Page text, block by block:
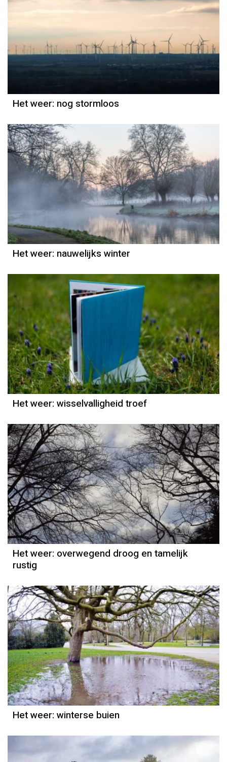
Het weer
Grieta Spannenburg
Het weer: nog stormloos
Het weer
Grieta Spannenburg
Het weer: nauwelijks winter
Het weer
Jordi Bloem
Het weer: wisselvalligheid troef
Het weer
Grieta Spannenburg
Het weer: overwegend droog en tamelijk
rustig
Het weer
Grieta Spannenburg
Het weer: winterse buien